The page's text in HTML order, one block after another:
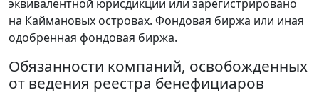
эквивалентной юрисдикции или зарегистрировано
на Каймановых островах. Фондовая биржа или иная
одобренная фондовая биржа.
Обязанности компаний, освобожденных
от ведения реестра бенефициаров